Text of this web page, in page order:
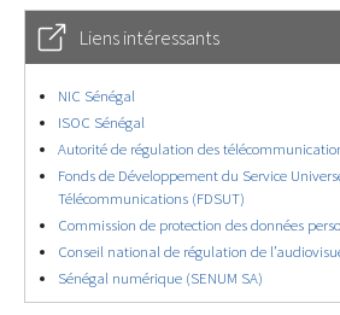
Liens intéressants
NIC Sénégal
ISOC Sénégal
Autorité de régulation des
Fonds de Développement du Service
Télécommunications (FDSUT)
Commission de protection des données
Conseil national de régulation de
Sénégal numérique (SENUM SA)